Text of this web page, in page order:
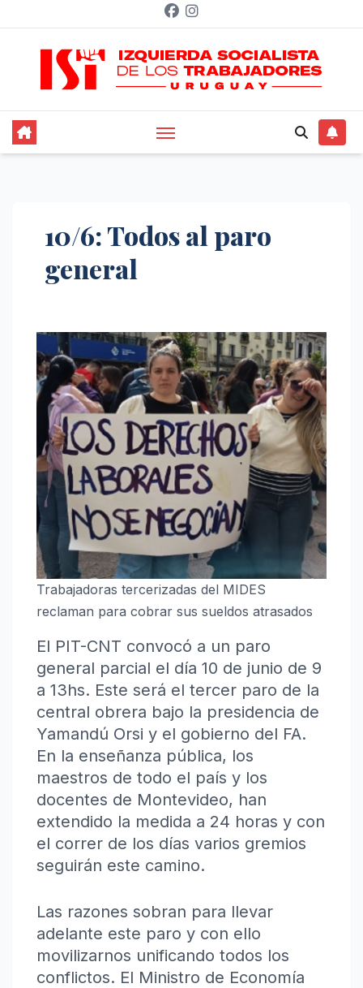
contenido
10/6: Todos al paro
general
Trabajadoras tercerizadas del MIDES
reclaman para cobrar sus sueldos atrasados
El PIT-CNT convocó a un paro
general parcial el día 10 de junio de 9
a 13hs. Este será el tercer paro de la
central obrera bajo la presidencia de
Yamandú Orsi y el gobierno del FA.
En la enseñanza pública, los
maestros de todo el país y los
docentes de Montevideo, han
extendido la medida a 24 horas y con
el correr de los días varios gremios
seguirán este camino.
Las razones sobran para llevar
adelante este paro y con ello
movilizarnos unificando todos los
conflictos. El Ministro de Economía